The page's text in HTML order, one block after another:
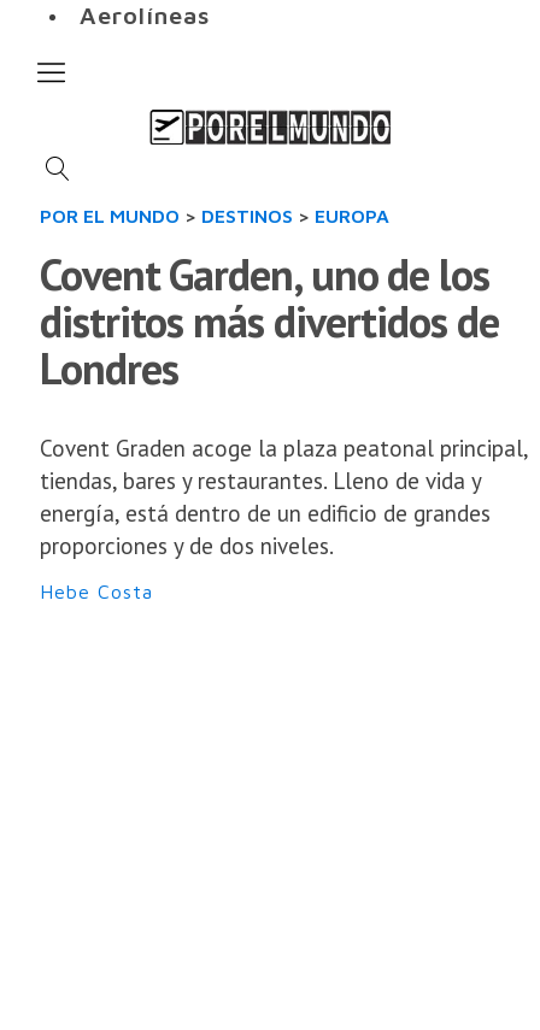
Aerolíneas
POR EL MUNDO > DESTINOS > EUROPA
Covent Garden, uno de los
distritos más divertidos de
Londres
Covent Graden acoge la plaza peatonal principal,
tiendas, bares y restaurantes. Lleno de vida y
energía, está dentro de un edificio de grandes
proporciones y de dos niveles.
Hebe Costa